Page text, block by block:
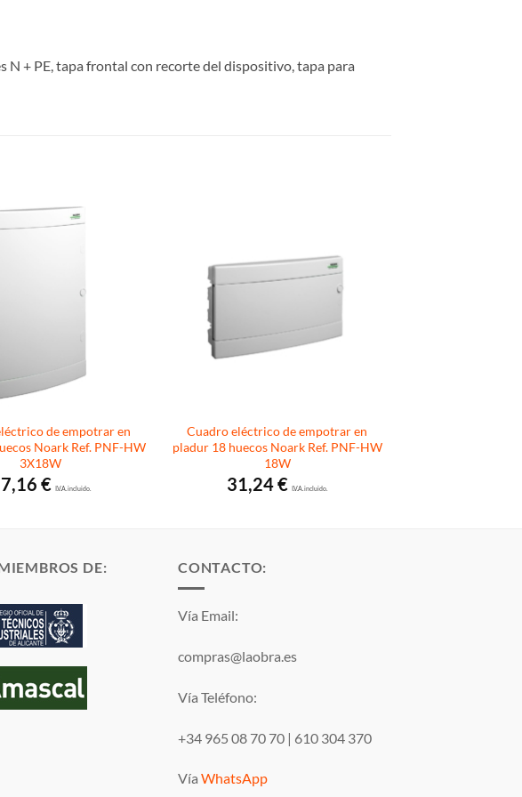
+ PE, tapa frontal con recorte del dispositivo, tapa para
de empotrar en
Noark Ref. PNF-HW
3X18W
€ I.V.A. incluido.
Cuadro eléctrico de empotrar en
pladur 18 huecos Noark Ref. PNF-HW
18W
31,24€ I.V.A. incluido.
DE: CONTACTO:
Vía Email:
compras@laobra.es
Vía Teléfono:
+34 965 08 70 70 | 610 304 370
Vía WhatsApp